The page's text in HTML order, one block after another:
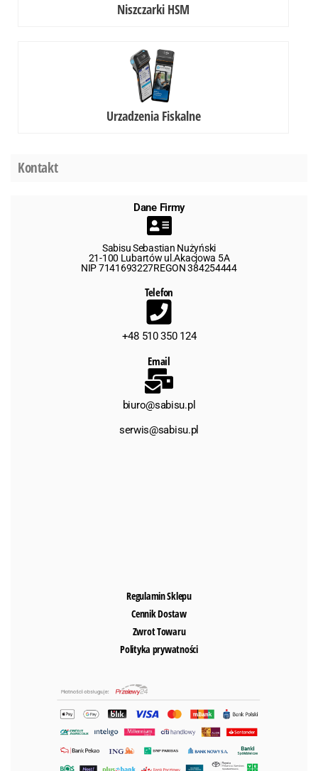
Niszczarki HSM
Urzadzenia Fiskalne
Kontakt
Dane Firmy
Sabisu Sebastian Nużyński
21-100 Lubartów ul.Akacjowa 5A
NIP 7141693227REGON 384254444
Telefon
+48 510 350 124
Email
biuro@sabisu.pl
serwis@sabisu.pl
Regulamin Sklepu
Cennik Dostaw
Zwrot Towaru
Polityka prywatności